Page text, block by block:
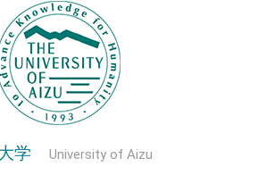
学 University of Aizu